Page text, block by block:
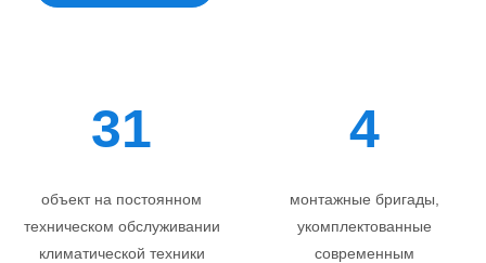
31
объект на постоянном
техническом обслуживании
климатической техники
4
монтажные бригады,
укомплектованные
современным